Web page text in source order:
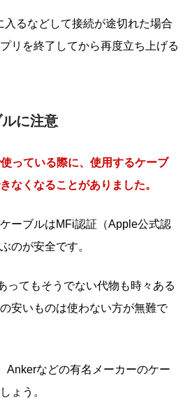
入るなどして接続が途切れた場合
リを終了してから再度立ち上げる
に注意
っている際に、 使用するケーブ
なくなることがありました。
ーブルはMFi認証（Apple公式認
のが安全です。
ってもそうでない代物も時々ある
安いものは使わない方が無難で
Ankerなどの有名メーカーのケー
ょう。